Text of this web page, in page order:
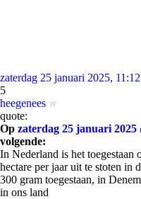
zaterdag 25 januari 2025,
5
heegenees
quote:
Op zaterdag 25 januari 2025
volgende:
In Nederland is het
hectare per jaar uit te stoten in
300 gram toegestaan, in
in ons land